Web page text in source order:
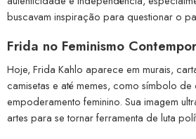
buscavam inspiração para questionar o
Frida no Feminismo
Hoje, Frida Kahlo aparece em murais,
camisetas e até memes, como símbolo
empoderamento feminino. Sua imagem
artes para se tornar ferramenta de luta